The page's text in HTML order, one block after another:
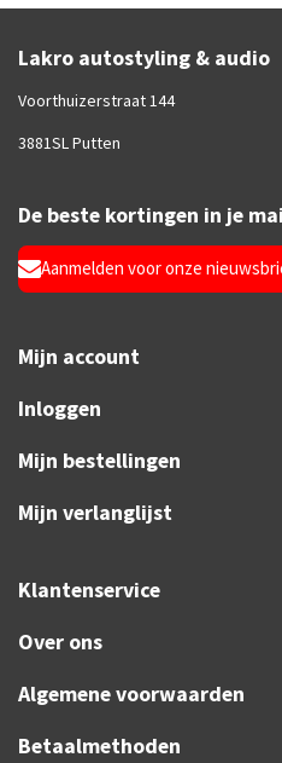
Lakro autostyling & audio
Voorthuizerstraat 144
3881SL Putten
De beste kortingen in je
Aanmelden voor onze
Mijn account
Inloggen
Mijn bestellingen
Mijn verlanglijst
Klantenservice
Over ons
Algemene voorwaarden
Betaalmethoden